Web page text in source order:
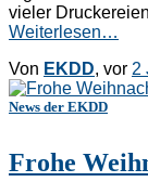
vieler
Weiterlesen…
Von EKDD, vor 2
News der EKDD
Frohe